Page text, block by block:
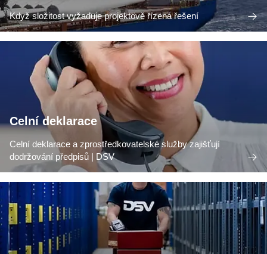
Když složitost vyžaduje projektově řízená řešení
Celní deklarace
Celní deklarace a zprostředkovatelské služby zajišťují
dodržování předpisů | DSV